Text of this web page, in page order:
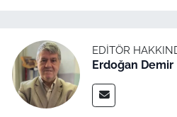
EDITÖR
Erdoğan Demir